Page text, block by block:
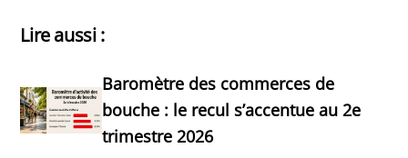
Lire aussi :
Baromètre des commerces de
bouche : le recul s’accentue au 2e
trimestre 2026